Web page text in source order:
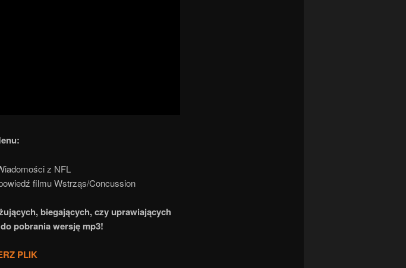
z NFL
filmu Wstrząs/Concussion
biegających, czy uprawiających
pobrania wersję mp3!
PLIK